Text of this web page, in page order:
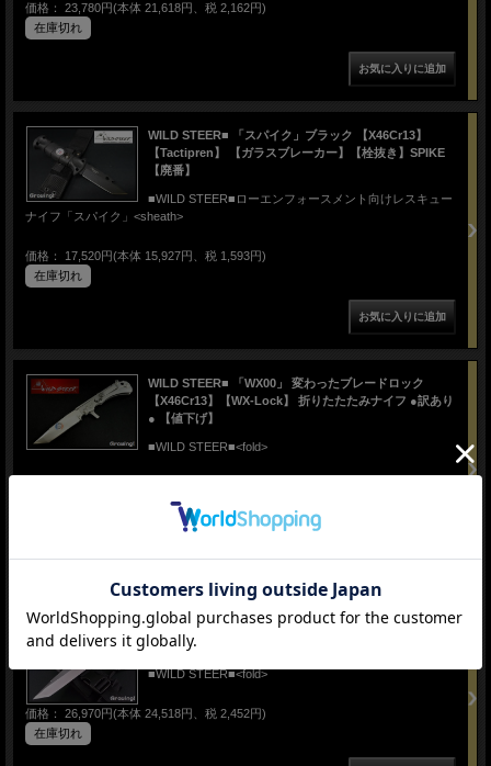
価格： 23,780円(本体 21,618円、税 2,162円)
在庫切れ
WILD STEER■ 「スパイク」ブラック 【X46Cr13】
【Tactipren】 【ガラスブレーカー】【栓抜き】SPIKE
【廃番】
■WILD STEER■ローエンフォースメント向けレスキュー
ナイフ「スパイク」<sheath>
価格： 17,520円(本体 15,927円、税 1,593円)
在庫切れ
WILD STEER■ 「WX00」 変わったブレードロック
【X46Cr13】【WX-Lock】 折りたたたみナイフ ●訳あり
● 【値下げ】
■WILD STEER■<fold>
5.0 (1件)
WILD STEER■ 「WX」 変わったブレードロック WX-
Lock フォルダー 【配送料無料】 【お取り扱い終了】
■WILD STEER■<fold>
価格： 26,970円(本体 24,518円、税 2,452円)
在庫切れ